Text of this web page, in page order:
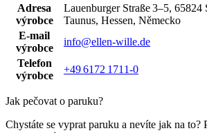
Adresa
výrobce
Lauenburger Straße 3–5, 65824
Taunus, Hessen, Německo
E-mail
výrobce
info@ellen-wille.de
Telefon
výrobce
+49 6172 1711‑0
Jak pečovat o paruku?
Chystáte se vyprat paruku a nevíte jak na to?